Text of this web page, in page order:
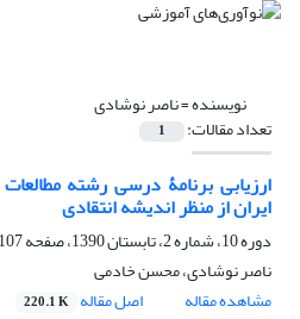
نویسنده =ناصر نوشادی
تعداد مقالات: 1
ارزیابی برنامۀ درسی رشته
ایران از منظر اندیشه انتقادی
دوره 10، شماره 2، تابستان 1390، صفحه
107-134
ناصر نوشادی، محسن خادمی
مشاهده مقاله
اصل مقاله 220.1 K